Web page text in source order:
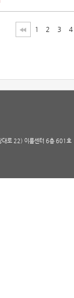
1 2 3 4
대로 22) 이룸센터 6층 601호